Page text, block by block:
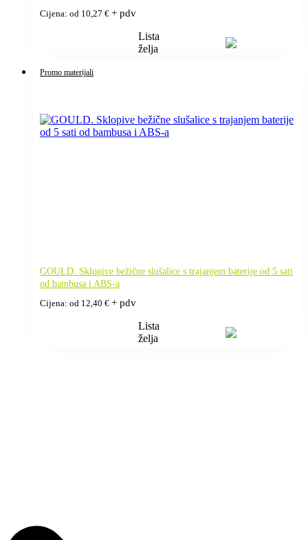
Cijena: od 10,27 € + pdv
Lista
želja
Promo materijali
GOULD. Sklopive bežične slušalice s trajanjem baterije od 5 sati
od bambusa i ABS-a
Cijena: od 12,40 € + pdv
Lista
želja